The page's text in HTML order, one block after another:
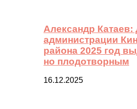
Александр Катаев:
администрации
района 2025 год
но плодотворным
16.12.2025